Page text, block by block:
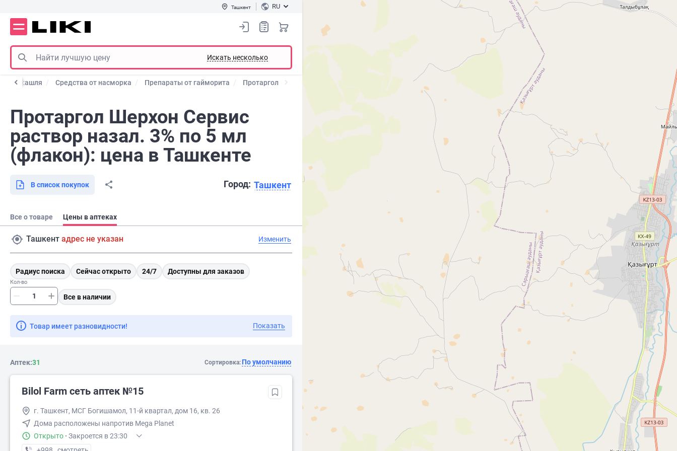
Ташкент RU
Искать несколько
от кашля Средства от насморка Препараты от гайморита Протаргол
Протаргол Шерхон Сервис
раствор назал. 3% по 5 мл
(флакон): цена в Ташкенте
Город: Ташкент
В список покупок
Все о товаре Цены в аптеках
Ташкент адрес не указан Изменить
Радиус поиска Сейчас открыто 24/7 Доступны для заказов
Кол-во
Все в наличии
Товар имеет разновидности! Показать
Аптек:31 Сортировка: По умолчанию
Bilol Farm сеть аптек №15
г. Ташкент, МСГ Богишамол, 11-й квартал, дом 16, кв. 26
Дома расположены напротив Mega Planet
Открыто · Закроется в 23:30